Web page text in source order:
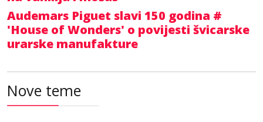
Audemars Piguet slavi 150 godina #
'House of Wonders' o povijesti švicarske
urarske manufakture
Nove teme